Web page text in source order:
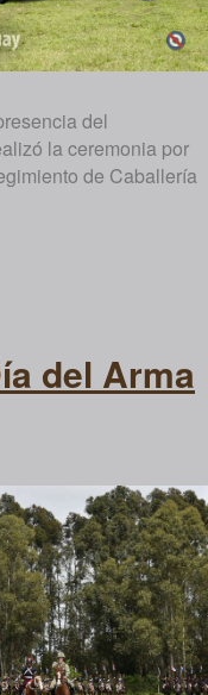
del
la ceremonia por
de Caballería
del Arma